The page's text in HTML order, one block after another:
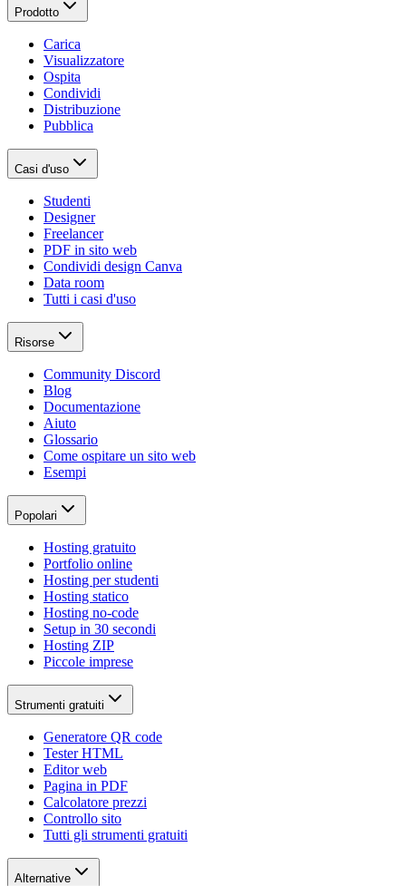
Prodotto
Carica
Visualizzatore
Ospita
Condividi
Distribuzione
Pubblica
Casi d'uso
Studenti
Designer
Freelancer
PDF in sito web
Condividi design Canva
Data room
Tutti i casi d'uso
Risorse
Community Discord
Blog
Documentazione
Aiuto
Glossario
Come ospitare un sito web
Esempi
Popolari
Hosting gratuito
Portfolio online
Hosting per studenti
Hosting statico
Hosting no-code
Setup in 30 secondi
Hosting ZIP
Piccole imprese
Strumenti gratuiti
Generatore QR code
Tester HTML
Editor web
Pagina in PDF
Calcolatore prezzi
Controllo sito
Tutti gli strumenti gratuiti
Alternative